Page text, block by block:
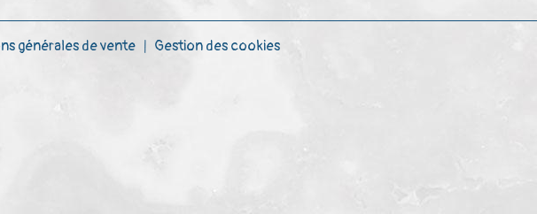
générales de vente Gestion des cookies